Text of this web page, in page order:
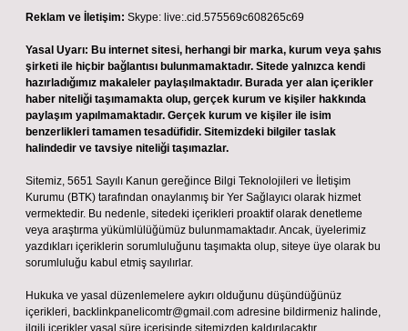
Reklam ve İletişim: Skype: live:.cid.575569c608265c69
Yasal Uyarı: Bu internet sitesi, herhangi bir marka, kurum veya şahıs
şirketi ile hiçbir bağlantısı bulunmamaktadır. Sitede yalnızca kendi
hazırladığımız makaleler paylaşılmaktadır. Burada yer alan içerikler
haber niteliği taşımamakta olup, gerçek kurum ve kişiler hakkında
paylaşım yapılmamaktadır. Gerçek kurum ve kişiler ile isim
benzerlikleri tamamen tesadüfidir. Sitemizdeki bilgiler taslak
halindedir ve tavsiye niteliği taşımazlar.
Sitemiz, 5651 Sayılı Kanun gereğince Bilgi Teknolojileri ve İletişim
Kurumu (BTK) tarafından onaylanmış bir Yer Sağlayıcı olarak hizmet
vermektedir. Bu nedenle, sitedeki içerikleri proaktif olarak denetleme
veya araştırma yükümlülüğümüz bulunmamaktadır. Ancak, üyelerimiz
yazdıkları içeriklerin sorumluluğunu taşımakta olup, siteye üye olarak bu
sorumluluğu kabul etmiş sayılırlar.
Hukuka ve yasal düzenlemelere aykırı olduğunu düşündüğünüz
içerikleri, backlinkpanelicomtr@gmail.com adresine bildirmeniz halinde,
ilgili içerikler yasal süre içerisinde sitemizden kaldırılacaktır.